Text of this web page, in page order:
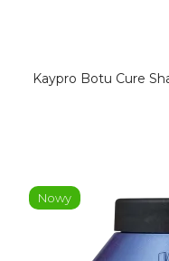
Kaypro Botu Cure
Nowy